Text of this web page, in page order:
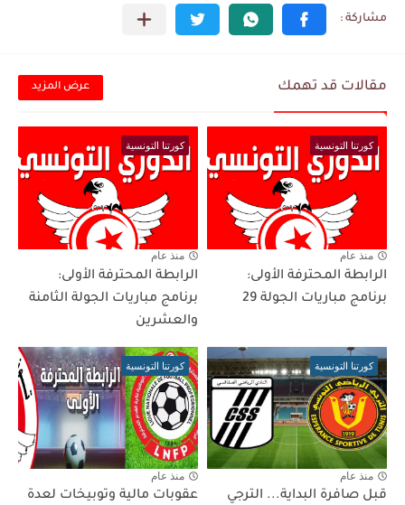
مقالات قد تهمك عرض المزيد
كورتنا التونسية
منذ عام
الرابطة المحترفة الأولى:
برنامج مباريات الجولة 29
كورتنا التونسية
منذ عام
الرابطة المحترفة الأولى:
برنامج مباريات الجولة الثامنة
والعشرين
كورتنا التونسية
منذ عام
قبل صافرة البداية... الترجي
كورتنا التونسية
منذ عام
عقوبات مالية وتوبيخات لعدة